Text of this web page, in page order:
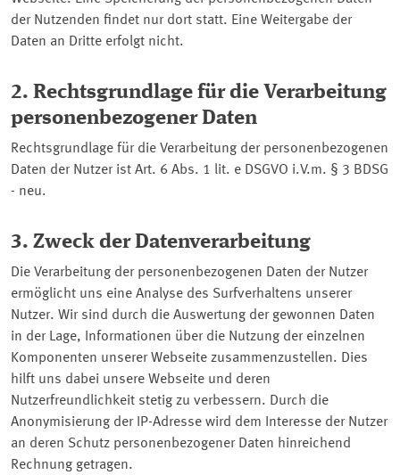
der Nutzenden findet nur dort statt. Eine Weitergabe der
Daten an Dritte erfolgt nicht.
2. Rechtsgrundlage für die Verarbeitung
personenbezogener Daten
Rechtsgrundlage für die Verarbeitung der personenbezogenen
Daten der Nutzer ist Art. 6 Abs. 1 lit. e DSGVO i.V.m. § 3 BDSG
- neu.
3. Zweck der Datenverarbeitung
Die Verarbeitung der personenbezogenen Daten der Nutzer
ermöglicht uns eine Analyse des Surfverhaltens unserer
Nutzer. Wir sind durch die Auswertung der gewonnen Daten
in der Lage, Informationen über die Nutzung der einzelnen
Komponenten unserer Webseite zusammenzustellen. Dies
hilft uns dabei unsere Webseite und deren
Nutzerfreundlichkeit stetig zu verbessern. Durch die
Anonymisierung der IP-Adresse wird dem Interesse der Nutzer
an deren Schutz personenbezogener Daten hinreichend
Rechnung getragen.